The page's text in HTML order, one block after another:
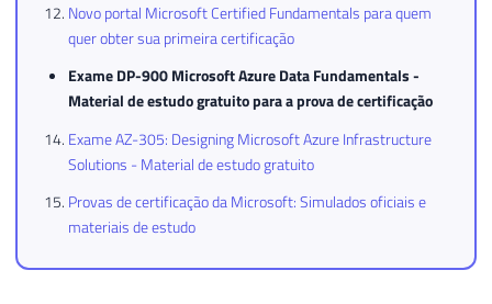
Novo portal Microsoft Certified Fundamentals para quem
quer obter sua primeira certificação
Exame DP-900 Microsoft Azure Data Fundamentals -
Material de estudo gratuito para a prova de certificação
Exame AZ-305: Designing Microsoft Azure Infrastructure
Solutions - Material de estudo gratuito
Provas de certificação da Microsoft: Simulados oficiais e
materiais de estudo